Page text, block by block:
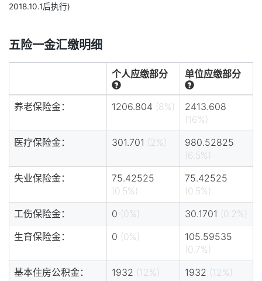
2018.10.1后执行)
五险一金汇缴明细
个人应缴部分 单位应缴部分
养老保险金： 1206.804 (8%)
2413.608
(16%)
医疗保险金：
301.701 (2%)
980.52825
(6.5%)
失业保险金：
75.42525
(0.5%)
75.42525
(0.5%)
工伤保险金：
0 (0%) 30.1701 (0.2%)
生育保险金：
0 (0%)
105.59535
(0.7%)
基本住房公积金：
1932 (12%) 1932 (12%)